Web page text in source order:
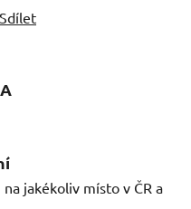
Sdílet
jakékoliv místo v ČR a